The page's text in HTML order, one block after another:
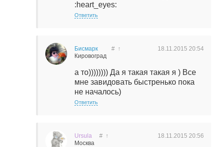
:heart_eyes:
Ответить
Бисмарк
Кировоград
18.11.2015 20:54
# ↑
а то)))))))) Да я такая такая я ) Все
мне завидовать быстренько пока
не началось)
Ответить
Ursula
Москва
18.11.2015 20:56
# ↑